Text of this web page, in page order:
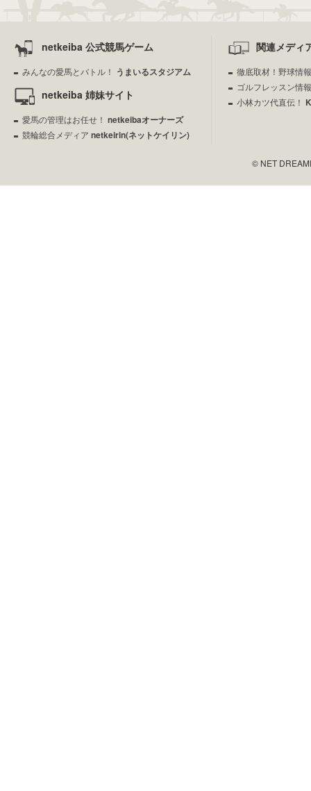
netkeiba 公式競馬ゲーム
みんなの愛馬とバトル！ うまいるスタジアム
netkeiba 姉妹サイト
愛馬の管理はお任せ！ netkeibaオーナーズ
競輪総合メディア netkeirin(ネットケイリン)
関連メディ
徹底取材！野球情
ゴルフレッスン情
小林カツ代直伝！
© NET